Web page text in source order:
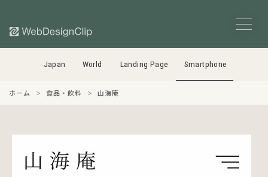
Japan World Landing Page Smartphone
ホーム 食品・飲料 山海庵